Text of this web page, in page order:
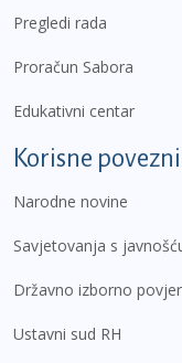
Pregledi rada
Proračun Sabora
Edukativni centar
Korisne
Narodne novine
Savjetovanja s
Državno izborno
Ustavni sud RH